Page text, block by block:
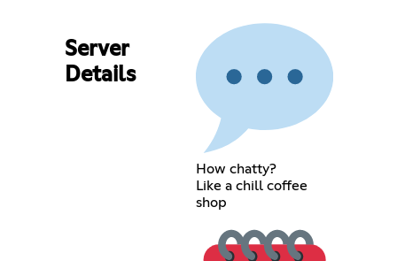
Server
Details
How chatty?
Like a chill coffee
shop